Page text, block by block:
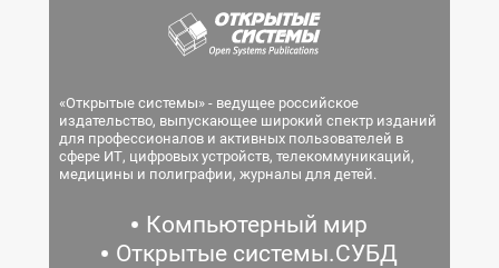
«Открытые системы» - ведущее российское
издательство, выпускающее широкий спектр изданий
для профессионалов и активных пользователей в
сфере ИТ, цифровых устройств, телекоммуникаций,
медицины и полиграфии, журналы для детей.
Компьютерный мир
Открытые системы.СУБД